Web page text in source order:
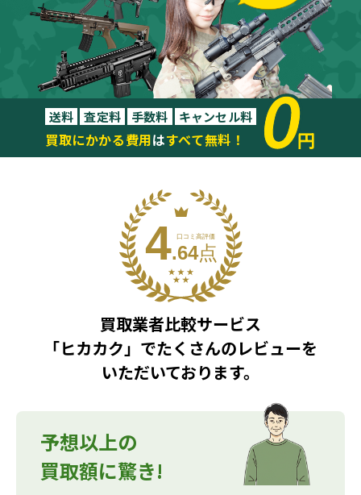
送料 査定料 手数料 キャンセル料
買取にかかる費用はすべて無料！ 0
円
買取業者比較サービス
「ヒカカク」でたくさんのレビューを
いただいております。
予想以上の
買取額に驚き!